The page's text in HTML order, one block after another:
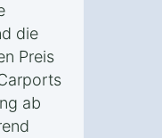
die
Preis
ab